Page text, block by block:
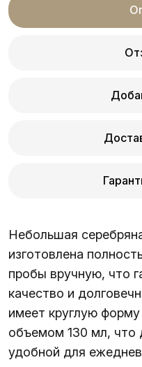
Небольшая
изготовлена
пробы вручную, что
качество и
имеет круглую
объемом 130 мл, что
удобной для